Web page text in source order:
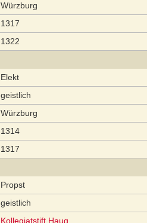
Würzburg
1317
1322
Elekt
geistlich
Würzburg
1314
1317
Propst
geistlich
Kollegiatstift Haug